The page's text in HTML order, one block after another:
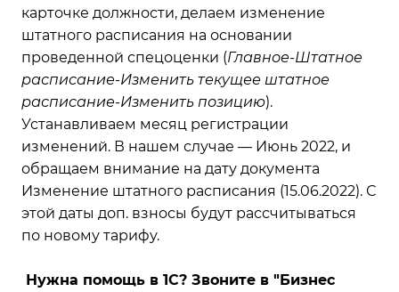
карточке должности, делаем изменение
штатного расписания на основании
проведенной спецоценки (Главное-Штатное
расписание-Изменить текущее штатное
расписание-Изменить позицию).
Устанавливаем месяц регистрации
изменений. В нашем случае — Июнь 2022, и
обращаем внимание на дату документа
Изменение штатного расписания (15.06.2022). С
этой даты доп. взносы будут рассчитываться
по новому тарифу.
Нужна помощь в 1С? Звоните в "Бизнес